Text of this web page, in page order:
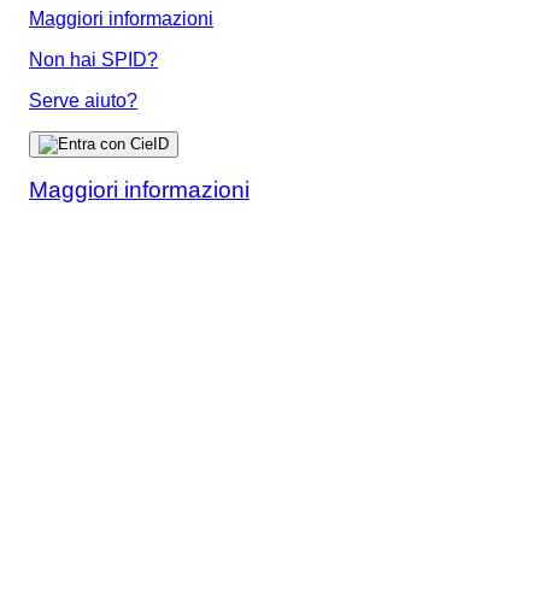
Maggiori informazioni
Non hai SPID?
Serve aiuto?
Maggiori informazioni